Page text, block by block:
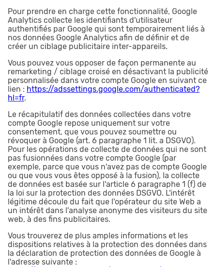
Pour prendre en charge cette fonctionnalité, Google
Analytics collecte les identifiants d'utilisateur
authentifiés par Google qui sont temporairement liés à
nos données Google Analytics afin de définir et de
créer un ciblage publicitaire inter-appareils.
Vous pouvez vous opposer de façon permanente au
remarketing / ciblage croisé en désactivant la publicité
personnalisée dans votre compte Google en suivant ce
lien : https://adssettings.google.com/authenticated?
hl=fr.
Le récapitulatif des données collectées dans votre
compte Google repose uniquement sur votre
consentement, que vous pouvez soumettre ou
révoquer à Google (art. 6 paragraphe 1 lit. a DSGVO).
Pour les opérations de collecte de données qui ne sont
pas fusionnées dans votre compte Google (par
exemple, parce que vous n'avez pas de compte Google
ou que vous vous êtes opposé à la fusion), la collecte
de données est basée sur l'article 6 paragraphe 1 (f) de
la loi sur la protection des données DSGVO. L'intérêt
légitime découle du fait que l'opérateur du site Web a
un intérêt dans l'analyse anonyme des visiteurs du site
web, à des fins publicitaires.
Vous trouverez de plus amples informations et les
dispositions relatives à la protection des données dans
la déclaration de protection des données de Google à
l'adresse suivante :